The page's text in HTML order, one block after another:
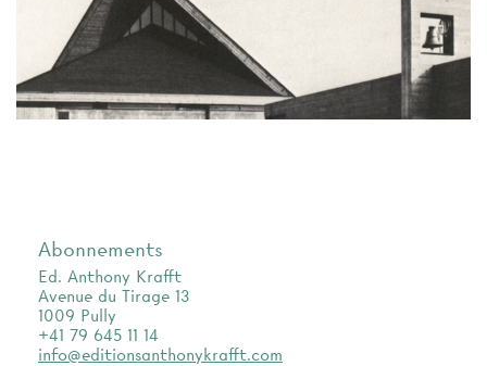
Abonnements
Ed. Anthony Krafft
Avenue du Tirage 13
1009 Pully
+41 79 645 11 14
info@editionsanthonykrafft.com